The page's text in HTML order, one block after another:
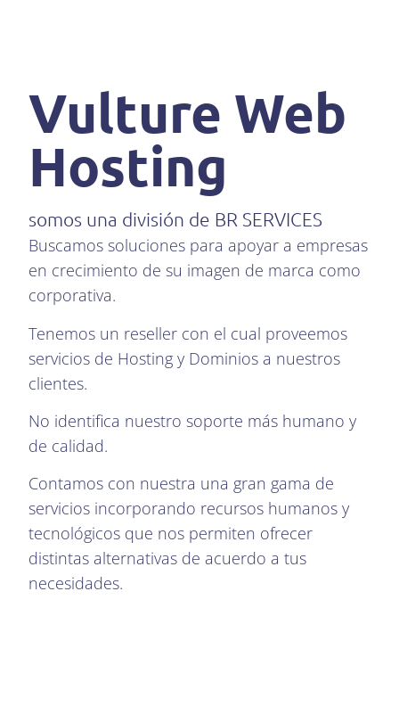
Vulture Web
Hosting
somos una división de BR SERVICES
Buscamos soluciones para apoyar a empresas
en crecimiento de su imagen de marca como
corporativa.
Tenemos un reseller con el cual proveemos
servicios de Hosting y Dominios a nuestros
clientes.
No identifica nuestro soporte más humano y
de calidad.
Contamos con nuestra una gran gama de
servicios incorporando recursos humanos y
tecnológicos que nos permiten ofrecer
distintas alternativas de acuerdo a tus
necesidades.